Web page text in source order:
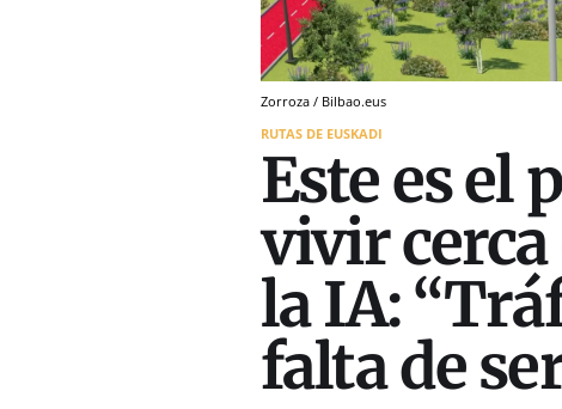
Zorroza / Bilbao.eus
RUTAS DE EUSKADI
Este es el
vivir cerca
la IA:
falta de